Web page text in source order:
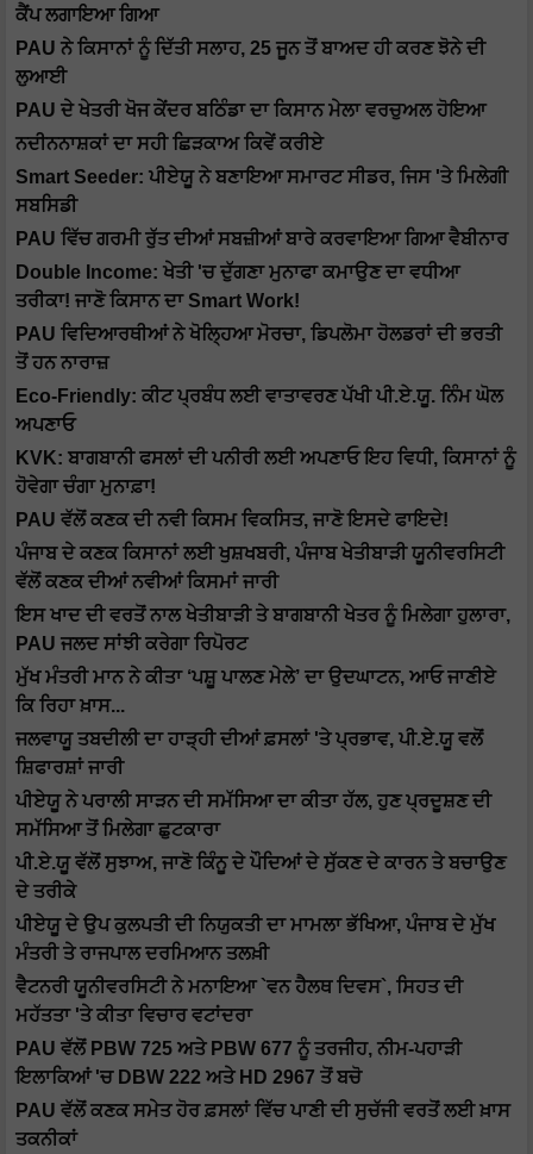
ਕੈਂਪ ਲਗਾਇਆ ਗਿਆ
PAU ਨੇ ਕਿਸਾਨਾਂ ਨੂੰ ਦਿੱਤੀ ਸਲਾਹ, 25 ਜੂਨ ਤੋਂ ਬਾਅਦ ਹੀ ਕਰਣ ਝੋਨੇ ਦੀ
ਲੁਆਈ
PAU ਦੇ ਖੇਤਰੀ ਖੋਜ ਕੇਂਦਰ ਬਠਿੰਡਾ ਦਾ ਕਿਸਾਨ ਮੇਲਾ ਵਰਚੁਅਲ ਹੋਇਆ
ਨਦੀਨਨਾਸ਼ਕਾਂ ਦਾ ਸਹੀ ਛਿੜਕਾਅ ਕਿਵੇਂ ਕਰੀਏ
Smart Seeder: ਪੀਏਯੂ ਨੇ ਬਣਾਇਆ ਸਮਾਰਟ ਸੀਡਰ, ਜਿਸ 'ਤੇ ਮਿਲੇਗੀ
ਸਬਸਿਡੀ
PAU ਵਿੱਚ ਗਰਮੀ ਰੁੱਤ ਦੀਆਂ ਸਬਜ਼ੀਆਂ ਬਾਰੇ ਕਰਵਾਇਆ ਗਿਆ ਵੈਬੀਨਾਰ
Double Income: ਖੇਤੀ 'ਚ ਦੁੱਗਣਾ ਮੁਨਾਫਾ ਕਮਾਉਣ ਦਾ ਵਧੀਆ
ਤਰੀਕਾ! ਜਾਣੋ ਕਿਸਾਨ ਦਾ Smart Work!
PAU ਵਿਦਿਆਰਥੀਆਂ ਨੇ ਖੋਲ੍ਹਿਆ ਮੋਰਚਾ, ਡਿਪਲੋਮਾ ਹੋਲਡਰਾਂ ਦੀ ਭਰਤੀ
ਤੋਂ ਹਨ ਨਾਰਾਜ਼
Eco-Friendly: ਕੀਟ ਪ੍ਰਬੰਧ ਲਈ ਵਾਤਾਵਰਣ ਪੱਖੀ ਪੀ.ਏ.ਯੂ. ਨਿੰਮ ਘੋਲ
ਅਪਣਾਓ
KVK: ਬਾਗਬਾਨੀ ਫਸਲਾਂ ਦੀ ਪਨੀਰੀ ਲਈ ਅਪਣਾਓ ਇਹ ਵਿਧੀ, ਕਿਸਾਨਾਂ ਨੂੰ
ਹੋਵੇਗਾ ਚੰਗਾ ਮੁਨਾਫ਼ਾ!
PAU ਵੱਲੋਂ ਕਣਕ ਦੀ ਨਵੀ ਕਿਸਮ ਵਿਕਸਿਤ, ਜਾਣੋ ਇਸਦੇ ਫਾਇਦੇ!
ਪੰਜਾਬ ਦੇ ਕਣਕ ਕਿਸਾਨਾਂ ਲਈ ਖੁਸ਼ਖਬਰੀ, ਪੰਜਾਬ ਖੇਤੀਬਾੜੀ ਯੂਨੀਵਰਸਿਟੀ
ਵੱਲੋਂ ਕਣਕ ਦੀਆਂ ਨਵੀਆਂ ਕਿਸਮਾਂ ਜਾਰੀ
ਇਸ ਖਾਦ ਦੀ ਵਰਤੋਂ ਨਾਲ ਖੇਤੀਬਾੜੀ ਤੇ ਬਾਗਬਾਨੀ ਖੇਤਰ ਨੂੰ ਮਿਲੇਗਾ ਹੁਲਾਰਾ,
PAU ਜਲਦ ਸਾਂਝੀ ਕਰੇਗਾ ਰਿਪੋਰਟ
ਮੁੱਖ ਮੰਤਰੀ ਮਾਨ ਨੇ ਕੀਤਾ ‘ਪਸ਼ੂ ਪਾਲਣ ਮੇਲੇ’ ਦਾ ਉਦਘਾਟਨ, ਆਓ ਜਾਣੀਏ
ਕਿ ਰਿਹਾ ਖ਼ਾਸ...
ਜਲਵਾਯੂ ਤਬਦੀਲੀ ਦਾ ਹਾੜ੍ਹੀ ਦੀਆਂ ਫ਼ਸਲਾਂ 'ਤੇ ਪ੍ਰਭਾਵ, ਪੀ.ਏ.ਯੂ ਵਲੋਂ
ਸ਼ਿਫਾਰਸ਼ਾਂ ਜਾਰੀ
ਪੀਏਯੂ ਨੇ ਪਰਾਲੀ ਸਾੜਨ ਦੀ ਸਮੱਸਿਆ ਦਾ ਕੀਤਾ ਹੱਲ, ਹੁਣ ਪ੍ਰਦੂਸ਼ਣ ਦੀ
ਸਮੱਸਿਆ ਤੋਂ ਮਿਲੇਗਾ ਛੁਟਕਾਰਾ
ਪੀ.ਏ.ਯੂ ਵੱਲੋਂ ਸੁਝਾਅ, ਜਾਣੋ ਕਿੰਨੂ ਦੇ ਪੌਦਿਆਂ ਦੇ ਸੁੱਕਣ ਦੇ ਕਾਰਨ ਤੇ ਬਚਾਉਣ
ਦੇ ਤਰੀਕੇ
ਪੀਏਯੂ ਦੇ ਉਪ ਕੁਲਪਤੀ ਦੀ ਨਿਯੁਕਤੀ ਦਾ ਮਾਮਲਾ ਭੱਖਿਆ, ਪੰਜਾਬ ਦੇ ਮੁੱਖ
ਮੰਤਰੀ ਤੇ ਰਾਜਪਾਲ ਦਰਮਿਆਨ ਤਲਖ਼ੀ
ਵੈਟਨਰੀ ਯੂਨੀਵਰਸਿਟੀ ਨੇ ਮਨਾਇਆ `ਵਨ ਹੈਲਥ ਦਿਵਸ`, ਸਿਹਤ ਦੀ
ਮਹੱਤਤਾ 'ਤੇ ਕੀਤਾ ਵਿਚਾਰ ਵਟਾਂਦਰਾ
PAU ਵੱਲੋਂ PBW 725 ਅਤੇ PBW 677 ਨੂੰ ਤਰਜੀਹ, ਨੀਮ-ਪਹਾੜੀ
ਇਲਾਕਿਆਂ 'ਚ DBW 222 ਅਤੇ HD 2967 ਤੋਂ ਬਚੋ
PAU ਵੱਲੋਂ ਕਣਕ ਸਮੇਤ ਹੋਰ ਫ਼ਸਲਾਂ ਵਿੱਚ ਪਾਣੀ ਦੀ ਸੁਚੱਜੀ ਵਰਤੋਂ ਲਈ ਖ਼ਾਸ
ਤਕਨੀਕਾਂ